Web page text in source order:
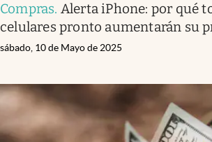
Compras. Alerta iPhone: por qué
celulares pronto aumentarán su
sábado, 10 de Mayo de 2025